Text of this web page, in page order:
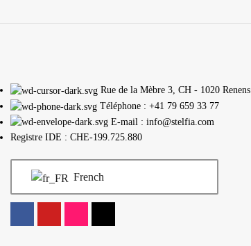
Rue de la Mèbre 3, CH - 1020 Renens
Téléphone : +41 79 659 33 77
E-mail : info@stelfia.com
Registre IDE : CHE-199.725.880
French